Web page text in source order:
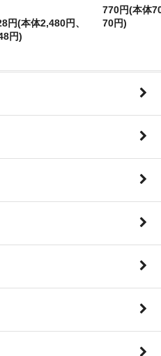
円(本体2,480円、
円)
770円(本体
70円)